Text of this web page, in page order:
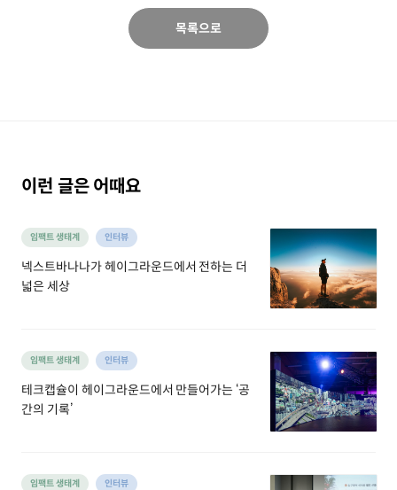
목록으로
이런 글은 어때요
임팩트 생태계 인터뷰
넥스트바나나가 헤이그라운드에서 전하는 더
넓은 세상
임팩트 생태계 인터뷰
테크캡슐이 헤이그라운드에서 만들어가는 ‘공
간의 기록’
임팩트 생태계 인터뷰